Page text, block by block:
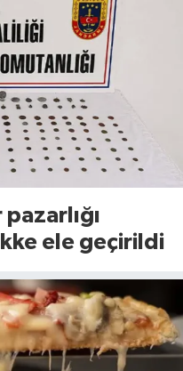
ele geçirildi